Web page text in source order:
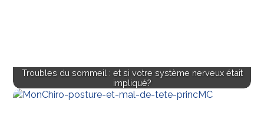
Troubles du sommeil : et si votre système nerveux était
impliqué?